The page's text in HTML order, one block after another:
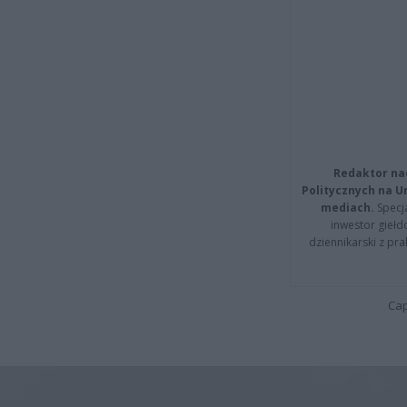
Redaktor
Politycznych na
mediach.
inwestor
dziennikarski z